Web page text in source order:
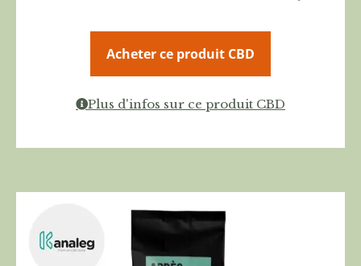
Acheter ce produit CBD
Plus d'infos sur ce produit CBD